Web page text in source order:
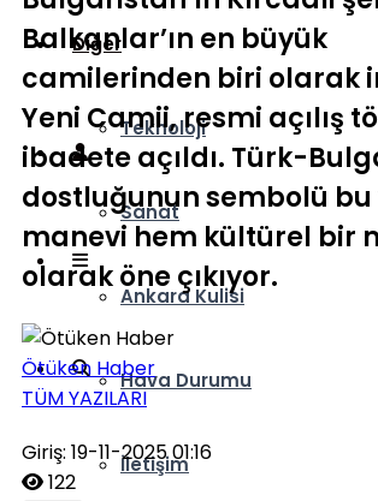
Diğer
Teknoloji
Sanat
Ankara Kulisi
Hava Durumu
İletişim
Balkanlar’ın en büyük
camilerinden biri olarak
Yeni Camii, resmi açılış
ibadete açıldı. Türk-
dostluğunun sembolü bu
manevi hem kültürel bir
olarak öne çıkıyor.
Ötüken Haber
TÜM YAZILARI
Giriş: 19-11-2025 01:16
122